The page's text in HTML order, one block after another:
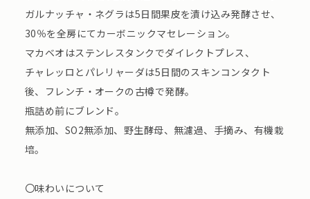
ガルナッチャ・ネグラは5日間果皮を漬け込み発酵させ、
30％を全房にてカーボニックマセレーション。
マカベオはステンレスタンクでダイレクトプレス、
チャレッロとパレリャーダは5日間のスキンコンタクト
後、フレンチ・オークの古樽で発酵。
瓶詰め前にブレンド。
無添加、SO2無添加、野生酵母、無濾過、手摘み、有機栽
培。
〇味わいについて